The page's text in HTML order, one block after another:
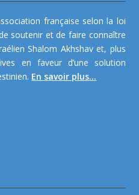
française selon la loi
soutenir et de faire connaître
Shalom Akhshav et, plus
en faveur d’une solution
En savoir plus...